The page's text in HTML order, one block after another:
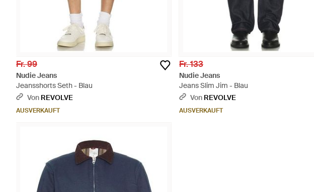
Fr. 99
Nudie Jeans
Jeansshorts Seth - Blau
Von REVOLVE
AUSVERKAUFT
Fr. 133
Nudie Jeans
Jeans Slim Jim - Blau
Von REVOLVE
AUSVERKAUFT